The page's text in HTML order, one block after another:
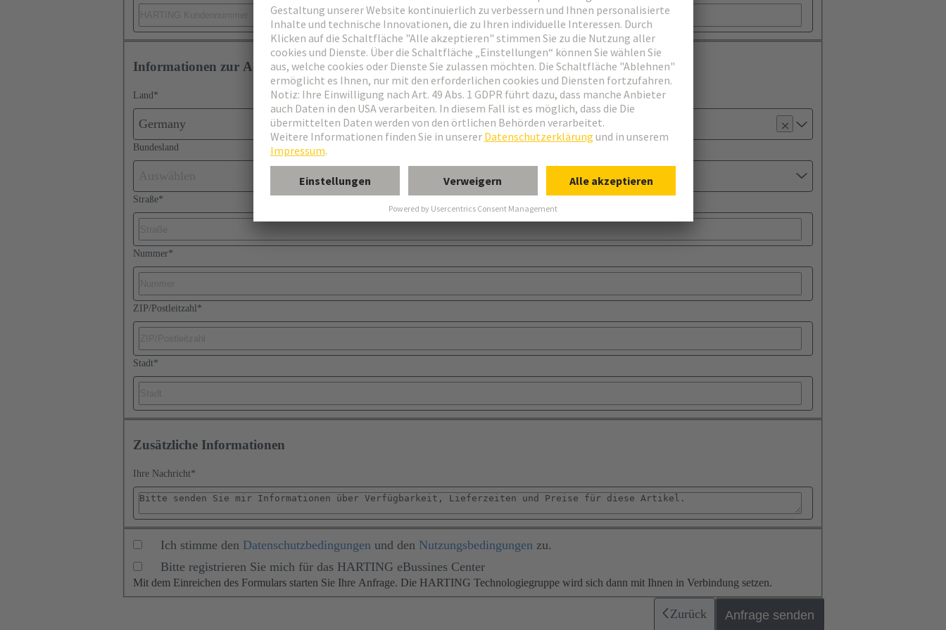
Informationen zur Adresse
Land *
Germany
Bundesland
Straße*
Nummer*
ZIP/Postleitzahl *
Stadt*
Zusätzliche Informationen
Ihre Nachricht*
Ich stimme den Datenschutzbedingungen und den Nutzungsbedingungen zu.
Bitte registrieren Sie mich für das HARTING eBussines Center
Mit dem Einreichen des Formulars starten Sie Ihre Anfrage. Die HARTING Technologiegruppe wird sich dann mit Ihnen in Verbindung setzen.
Zurück Anfrage senden